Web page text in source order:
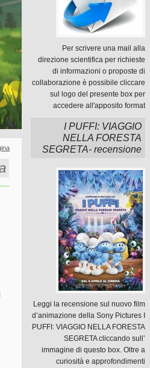
Per scrivere una mail alla
direzione scientifica per richieste
di informazioni o proposte di
collaborazione è possibile cliccare
sul logo del presente box per
accedere all'apposito format
I PUFFI: VIAGGIO
NELLA FORESTA
SEGRETA- recensione
Leggi la recensione sul nuovo film
d’animazione della Sony Pictures I
PUFFI: VIAGGIO NELLA FORESTA
SEGRETA cliccando sull’
immagine di questo box. Oltre a
curiosità e approfondimenti